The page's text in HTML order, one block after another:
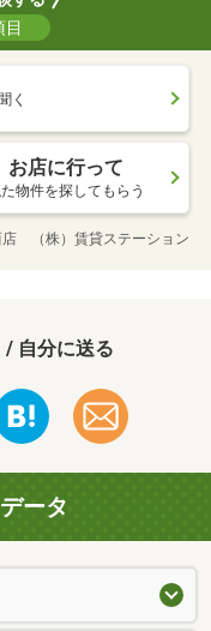
く
お店に行って
物件を探してもらう
店 （株）賃貸ステーション
/ 自分に送る
ータ